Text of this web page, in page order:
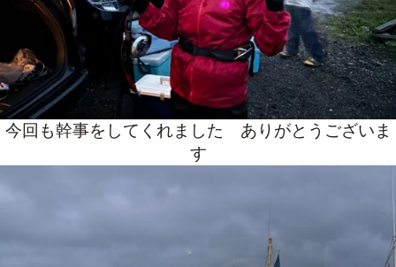
今回も幹事をしてくれました ありがとうございま
す